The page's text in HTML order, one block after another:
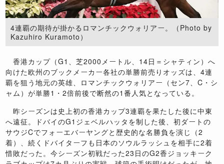
4連覇の期待が掛かるロマンチックウォリアー。（Photo by
Kazuhiro Kuramoto）
香港カップ（G1、芝2000メートル、14日＝シャティン）へ
向けた欧州のブックメーカー各社の単勝前売りオッズは、4連
覇を狙う地元の英雄、ロマンチックウォリアー（セン7、C・シ
ャム）が単勝1・2倍前後で断然の1番人気となっている。
昨シーズンは史上初の香港カップ3連覇を果たした後に中東
へ遠征。ドバイのG1ジェベルハッタを制した後、初ダートの
サウジCでフォーエバーヤングと歴史的な名勝負を演じ（2
着）、続くドバイターフも日本のソウルラッシュを相手に2着
惜敗だった。今シーズン初戦だった23日のG2香ジョッキーク